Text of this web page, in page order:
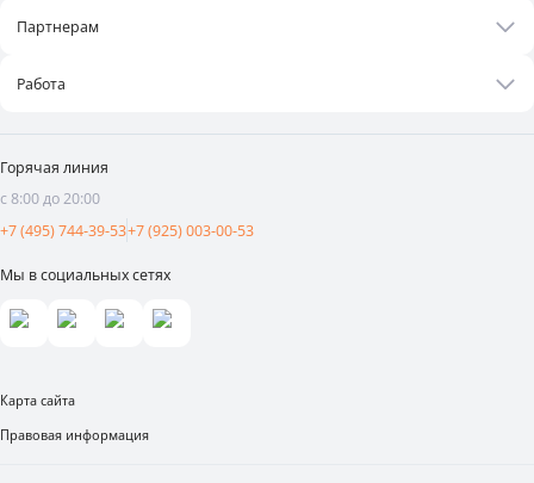
Бонусная программа
Статьи
Видеоотзывы
Партнерам
Поставщикам
Аренда площадей
Реклама и продвижение
Работа
Вакансии
Мы в социальных сетях
Горячая линия
с 8:00 до 20:00
+7 (495) 744-39-53+7 (925) 003-00-53
Карта сайта
Правовая информация